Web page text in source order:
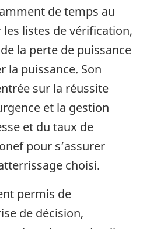
de temps au
listes de vérification,
la perte de puissance
la puissance. Son
sur la réussite
et la gestion
et du taux de
pour s’assurer
choisi.
permis de
de décision,